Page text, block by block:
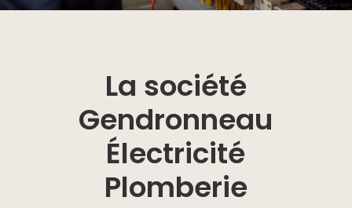
La société
Gendronneau
Électricité
Plomberie